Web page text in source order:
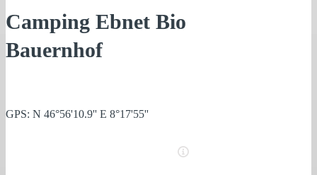
Camping Ebnet Bio
Bauernhof
GPS: N 46°56'10.9'' E 8°17'55''